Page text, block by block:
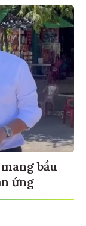
bầu
ứng